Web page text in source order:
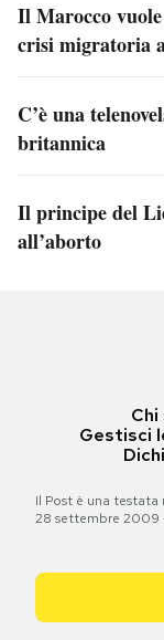
Il Marocco
crisi migratoria
C’è una
britannica
Il principe del
all’aborto
Chi
Gestisci
Il Post è una testata
28 settembre 2009